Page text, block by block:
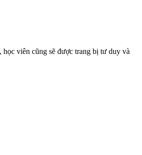
viên cũng sẽ được trang bị tư duy và